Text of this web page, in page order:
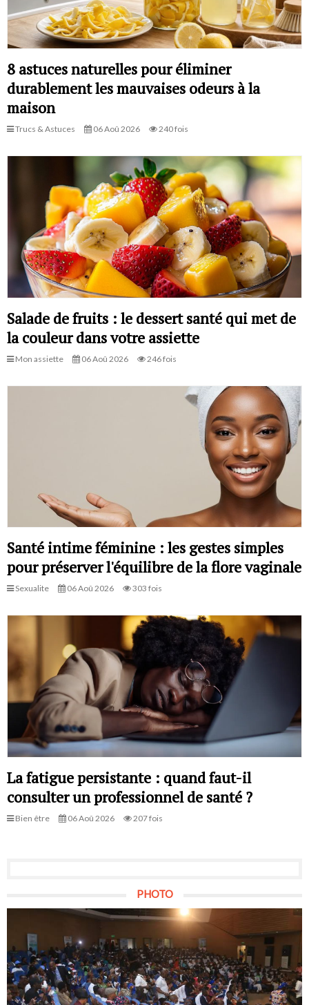
8 astuces naturelles pour éliminer
durablement les mauvaises odeurs à la
maison
Trucs & Astuces 06 Aoû 2026 240 fois
Salade de fruits : le dessert santé qui met de
la couleur dans votre assiette
Mon assiette 06 Aoû 2026 246 fois
Santé intime féminine : les gestes simples
pour préserver l'équilibre de la flore vaginale
Sexualite 06 Aoû 2026 303 fois
La fatigue persistante : quand faut-il
consulter un professionnel de santé ?
Bien être 06 Aoû 2026 207 fois
PHOTO